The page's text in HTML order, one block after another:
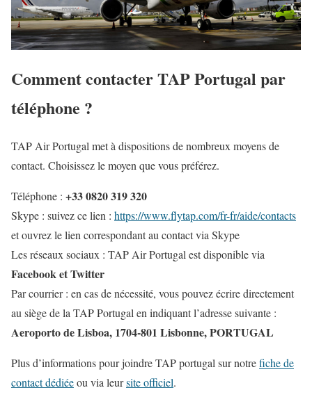
Comment contacter TAP Portugal par
téléphone ?
TAP Air Portugal met à dispositions de nombreux moyens de
contact. Choisissez le moyen que vous préférez.
Téléphone : +33 0820 319 320
Skype : suivez ce lien : https://www.flytap.com/fr-fr/aide/contacts
et ouvrez le lien correspondant au contact via Skype
Les réseaux sociaux : TAP Air Portugal est disponible via
Facebook et Twitter
Par courrier : en cas de nécessité, vous pouvez écrire directement
au siège de la TAP Portugal en indiquant l’adresse suivante :
Aeroporto de Lisboa, 1704-801 Lisbonne, PORTUGAL
Plus d’informations pour joindre TAP portugal sur notrefiche de
contact dédiéeou via leursite officiel.